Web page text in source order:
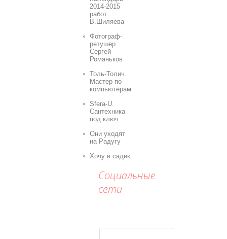
2014-2015
работ
В.Шиляева
Фотограф-
ретушер
Сергей
Романьков
Толь-Толич.
Мастер по
компьютерам
Sfera-U.
Сантехника
под ключ
Они уходят
на Радугу
Хочу в садик
Социальные
сети